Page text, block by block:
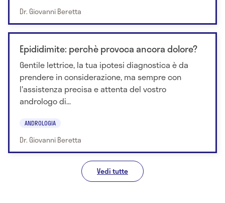
Dr. Giovanni Beretta
Epididimite: perchè provoca ancora dolore?
Gentile lettrice, la tua ipotesi diagnostica è da
prendere in considerazione, ma sempre con
l'assistenza precisa e attenta del vostro
andrologo di...
ANDROLOGIA
Dr. Giovanni Beretta
Vedi tutte